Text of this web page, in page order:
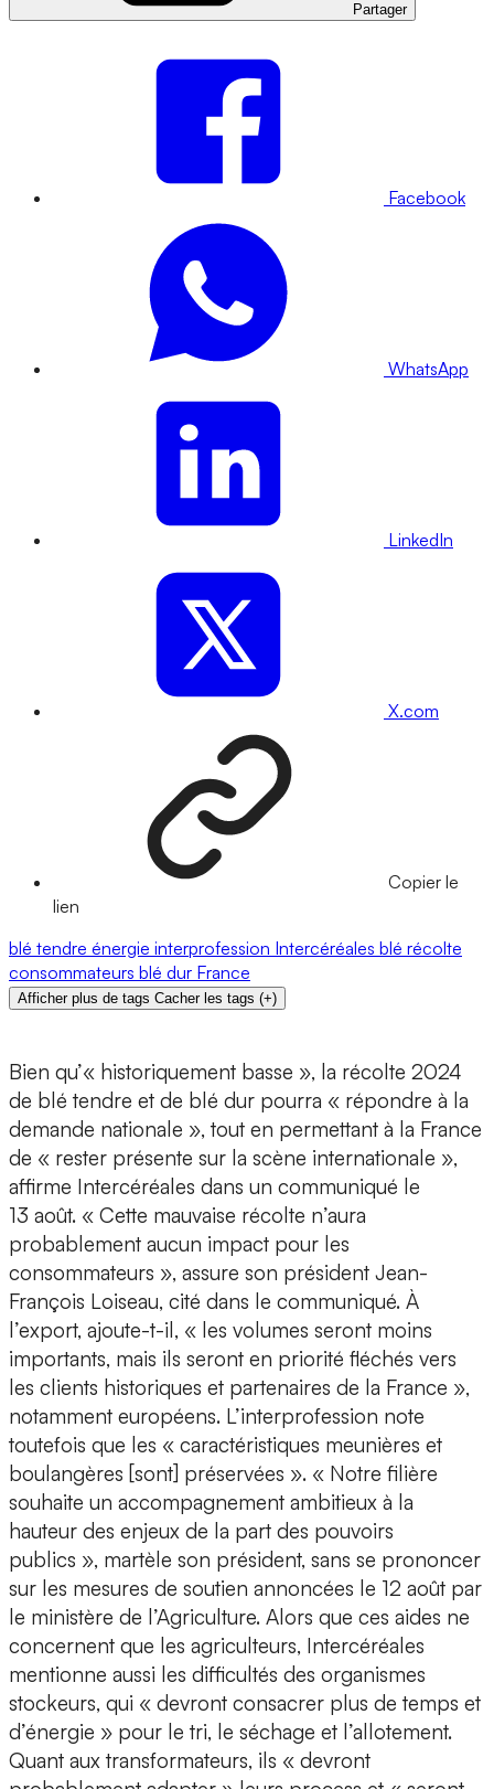
Partager
Facebook
WhatsApp
LinkedIn
X.com
Copier le
lien
blé tendre énergie interprofession Intercéréales blé récolte
consommateurs blé dur France
Afficher plus de tags Cacher les tags (+)
Bien qu’« historiquement basse », la récolte 2024
de blé tendre et de blé dur pourra « répondre à la
demande nationale », tout en permettant à la France
de « rester présente sur la scène internationale »,
affirme Intercéréales dans un communiqué le
13 août. « Cette mauvaise récolte n’aura
probablement aucun impact pour les
consommateurs », assure son président Jean-
François Loiseau, cité dans le communiqué. À
l’export, ajoute-t-il, « les volumes seront moins
importants, mais ils seront en priorité fléchés vers
les clients historiques et partenaires de la France »,
notamment européens. L’interprofession note
toutefois que les « caractéristiques meunières et
boulangères [sont] préservées ». « Notre filière
souhaite un accompagnement ambitieux à la
hauteur des enjeux de la part des pouvoirs
publics », martèle son président, sans se prononcer
sur les mesures de soutien annoncées le 12 août par
le ministère de l’Agriculture. Alors que ces aides ne
concernent que les agriculteurs, Intercéréales
mentionne aussi les difficultés des organismes
stockeurs, qui « devront consacrer plus de temps et
d’énergie » pour le tri, le séchage et l’allotement.
Quant aux transformateurs, ils « devront